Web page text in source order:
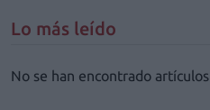
Lo más leído
No se han encontrado artículos